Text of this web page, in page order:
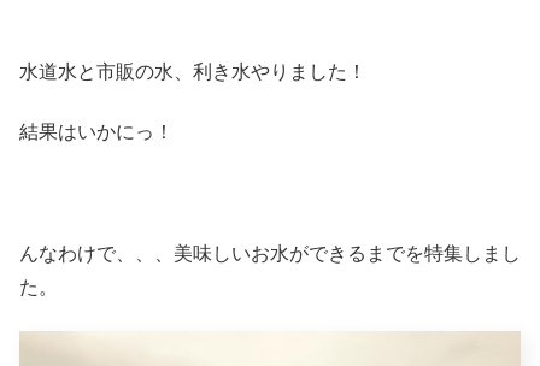
水道水と市販の水、利き水やりました！
結果はいかにっ！
んなわけで、、、美味しいお水ができるまでを特集しまし
た。